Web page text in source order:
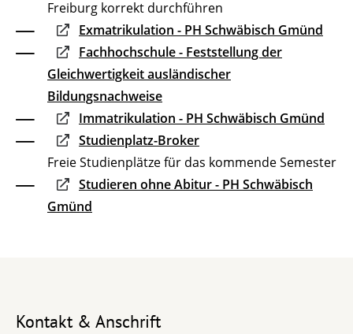
Freiburg korrekt durchführen
Exmatrikulation - PH Schwäbisch Gmünd
Fachhochschule - Feststellung der
Gleichwertigkeit ausländischer
Bildungsnachweise
Immatrikulation - PH Schwäbisch Gmünd
Studienplatz-Broker
Freie Studienplätze für das kommende Semester
Studieren ohne Abitur - PH Schwäbisch
Gmünd
Kontakt & Anschrift